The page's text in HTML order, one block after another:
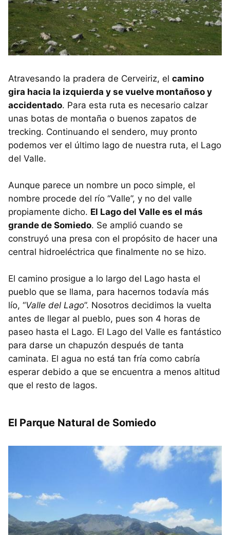
Atravesando la pradera de Cerveiriz, el camino
gira hacia la izquierda y se vuelve montañoso y
accidentado. Para esta ruta es necesario calzar
unas botas de montaña o buenos zapatos de
trecking. Continuando el sendero, muy pronto
podemos ver el último lago de nuestra ruta, el Lago
del Valle.
Aunque parece un nombre un poco simple, el
nombre procede del río “Valle”, y no del valle
propiamente dicho. El Lago del Valle es el más
grande de Somiedo. Se amplió cuando se
construyó una presa con el propósito de hacer una
central hidroeléctrica que finalmente no se hizo.
El camino prosigue a lo largo del Lago hasta el
pueblo que se llama, para hacernos todavía más
lío, “Valle del Lago”. Nosotros decidimos la vuelta
antes de llegar al pueblo, pues son 4 horas de
paseo hasta el Lago. El Lago del Valle es fantástico
para darse un chapuzón después de tanta
caminata. El agua no está tan fría como cabría
esperar debido a que se encuentra a menos altitud
que el resto de lagos.
El Parque Natural de Somiedo